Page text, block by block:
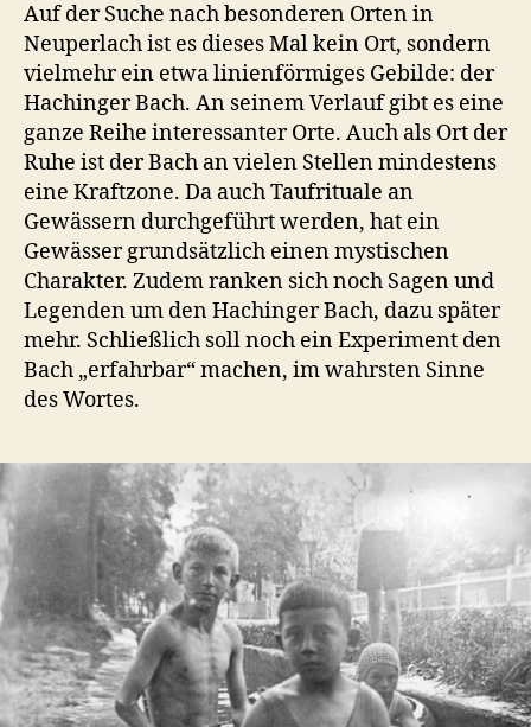
Auf der Suche nach besonderen Orten in
Neuperlach ist es dieses Mal kein Ort, sondern
vielmehr ein etwa linienförmiges Gebilde: der
Hachinger Bach. An seinem Verlauf gibt es eine
ganze Reihe interessanter Orte. Auch als Ort der
Ruhe ist der Bach an vielen Stellen mindestens
eine Kraftzone. Da auch Taufrituale an
Gewässern durchgeführt werden, hat ein
Gewässer grundsätzlich einen mystischen
Charakter. Zudem ranken sich noch Sagen und
Legenden um den Hachinger Bach, dazu später
mehr. Schließlich soll noch ein Experiment den
Bach „erfahrbar“ machen, im wahrsten Sinne
des Wortes.